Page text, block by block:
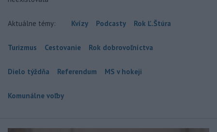
Aktuálne témy: Kvízy Podcasty Rok Ľ.Štúra
Turizmus Cestovanie Rok dobrovoľníctva
Dielo týždňa Referendum MS v hokeji
Komunálne voľby